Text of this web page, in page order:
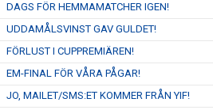
DAGS FÖR HEMMAMATCHER IGEN!
UDDAMÅLSVINST GAV GULDET!
FÖRLUST I CUPPREMIÄREN!
EM-FINAL FÖR VÅRA PÅGAR!
JO, MAILET/SMS:ET KOMMER FRÅN YIF!